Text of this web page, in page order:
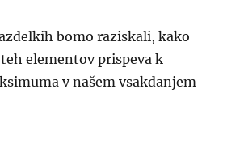
bomo raziskali, kako
elementov prispeva k
v našem vsakdanjem